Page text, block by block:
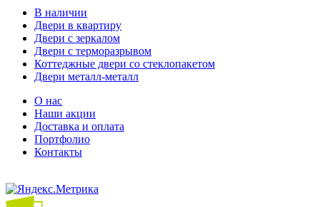
В наличии
Двери в квартиру
Двери с зеркалом
Двери с терморазрывом
Коттеджные двери со стеклопакетом
Двери металл-металл
О нас
Наши акции
Доставка и оплата
Портфолио
Контакты